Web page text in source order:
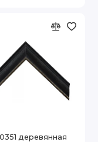
деревянная